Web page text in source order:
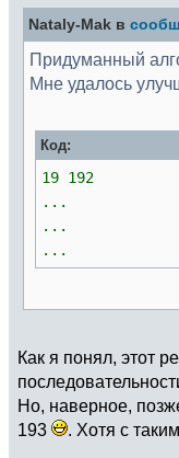
Nataly-Mak в
Придуманный
Мне удалось
Код:
19 192
...
...
...
Как я понял, этот
Но, наверное,
193
. Хотя с